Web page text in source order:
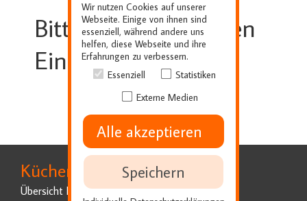
Bitte wählen Sie einen
Eintrag
Küchenplanung
Übersicht Küchenplanung
Wir nutzen Cookies auf unserer
Webseite. Einige von ihnen sind
essenziell, während andere uns
helfen, diese Webseite und ihre
Erfahrungen zu verbessern.
Essenziell
Statistiken
Externe Medien
Alle akzeptieren
Speichern